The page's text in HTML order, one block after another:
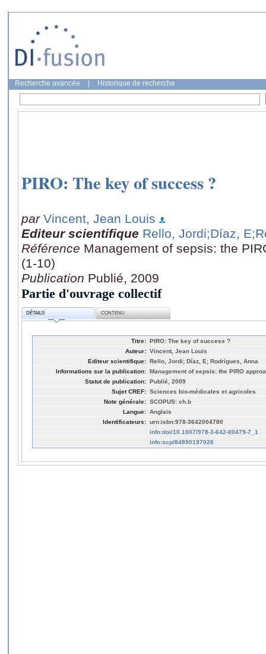
Recherche avancée Historique de recherche
PIRO: The key of success ?
par Vincent, Jean Louis
Editeur scientifique Rello, Jordi;Díaz, E
Référence Management of sepsis: the
(1-10)
Publication Publié, 2009
Partie d'ouvrage collectif
DÉTAILS CONTENU
Titre: PIRO: The key of success ?
Auteur: Vincent, Jean Louis
Editeur scientifique: Rello, Jordi; Díaz, E; Rodrigues, Anna
Informations sur la publication: Management of sepsis: the PIRO
Statut de publication: Publié, 2009
Sujet CREF: Sciences bio-médicales et agricoles
Note générale: SCOPUS: ch.b
Langue: Anglais
Identificateurs: urn:isbn:978-3642004780
info:doi/10.1007/978-3-642-00479-7_1
info:scp/84890197026